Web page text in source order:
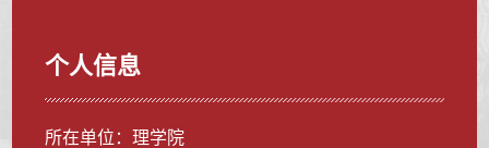
个人信息
所在单位：理学院